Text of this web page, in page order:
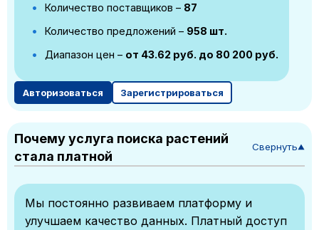
Количество поставщиков – 87
Количество предложений – 958 шт.
Диапазон цен – от 43.62 руб. до 80 200 руб.
Авторизоваться Зарегистрироваться
Почему услуга поиска растений
стала платной
Свернуть▼
Мы постоянно развиваем платформу и
улучшаем качество данных. Платный доступ